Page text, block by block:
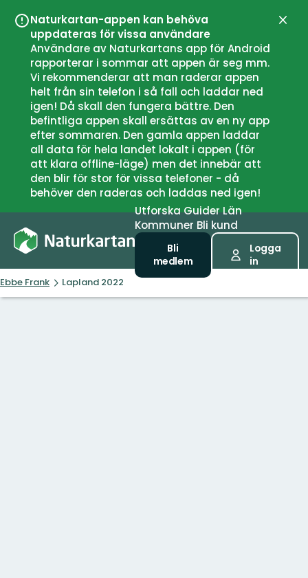
Naturkartan-appen kan behöva
uppdateras för vissa användare
Användare av Naturkartans app för Android
rapporterar i sommar att appen är seg mm.
Vi rekommenderar att man raderar appen
helt från sin telefon i så fall och laddar ned
igen! Då skall den fungera bättre. Den
befintliga appen skall ersättas av en ny app
efter sommaren. Den gamla appen laddar
all data för hela landet lokalt i appen (för
att klara offline-läge) men det innebär att
den blir för stor för vissa telefoner - då
behöver den raderas och laddas ned igen!
UtforskaGuiderLän
Kommuner Bli kund
Bli
medlem
Logga
in
Ebbe Frank Lapland 2022